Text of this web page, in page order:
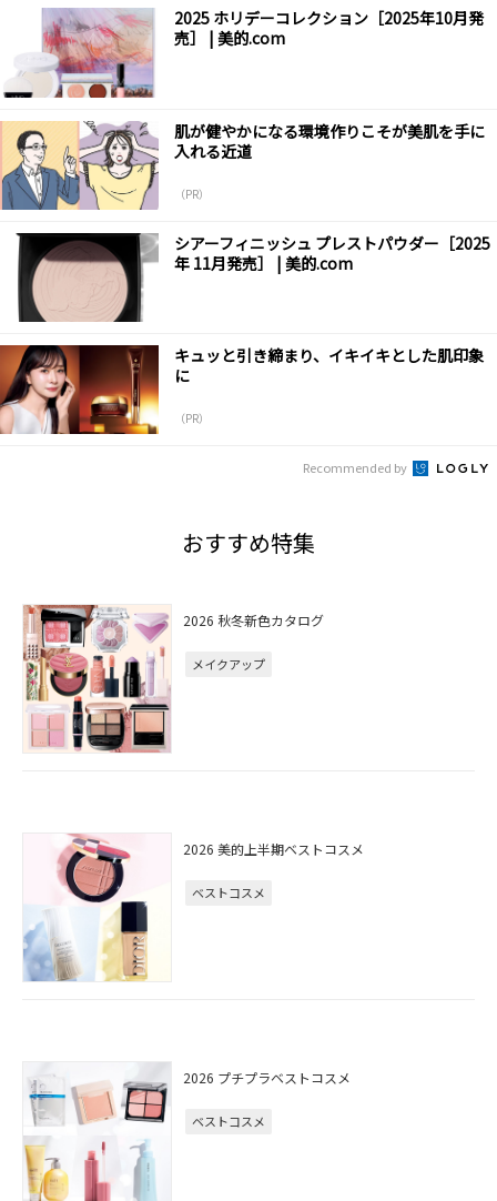
2025 ホリデーコレクション［2025年10月発
売］ | 美的.com
肌が健やかになる環境作りこそが美肌を手に
入れる近道
（PR）
シアーフィニッシュ プレストパウダー［2025
年 11月発売］ | 美的.com
キュッと引き締まり、イキイキとした肌印象
に
（PR）
Recommended by
おすすめ特集
2026 秋冬新色カタログ
メイクアップ
2026 美的上半期ベストコスメ
ベストコスメ
2026 プチプラベストコスメ
ベストコスメ